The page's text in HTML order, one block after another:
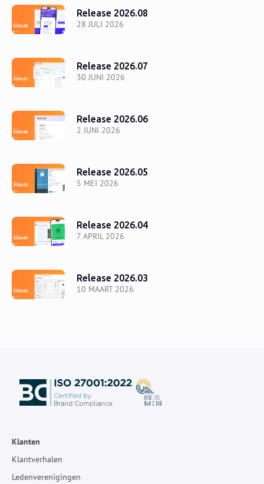
28 JULI 2026
Release 2026.08
30 JUNI 2026
Release 2026.07
2 JUNI 2026
Release 2026.06
5 MEI 2026
Release 2026.05
7 APRIL 2026
Release 2026.04
10 MAART 2026
Release 2026.03
Klanten
Klantverhalen
Ledenverenigingen